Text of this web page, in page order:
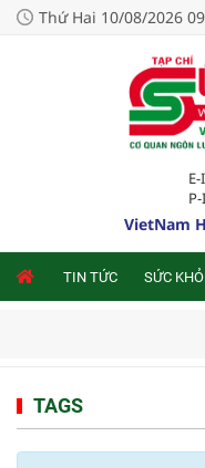
Thứ Hai 10/08/2026
VietNam
TIN TỨC SỨC
TAGS